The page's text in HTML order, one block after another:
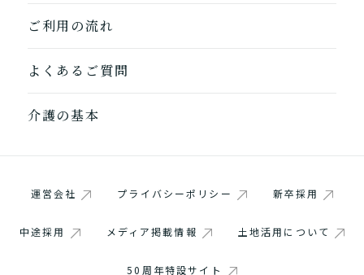
ご利用の流れ
よくあるご質問
介護の基本
運営会社 プライバシーポリシー 新卒採用
中途採用 メディア掲載情報 土地活用について
50周年特設サイト